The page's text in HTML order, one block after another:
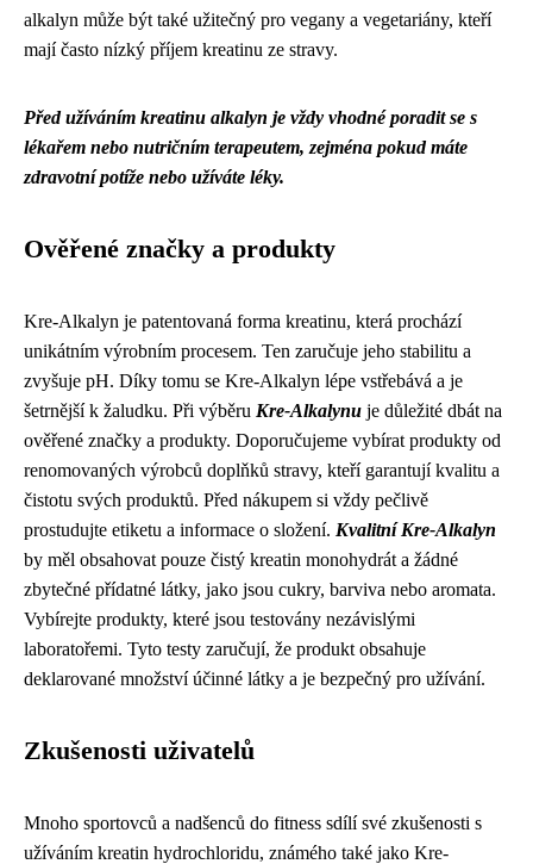
alkalyn může být také užitečný pro vegany a vegetariány, kteří
mají často nízký příjem kreatinu ze stravy.
Před užíváním kreatinu alkalyn je vždy vhodné poradit se s
lékařem nebo nutričním terapeutem, zejména pokud máte
zdravotní potíže nebo užíváte léky.
Ověřené značky a produkty
Kre-Alkalyn je patentovaná forma kreatinu, která prochází
unikátním výrobním procesem. Ten zaručuje jeho stabilitu a
zvyšuje pH. Díky tomu se Kre-Alkalyn lépe vstřebává a je
šetrnější k žaludku. Při výběru Kre-Alkalynu je důležité dbát na
ověřené značky a produkty. Doporučujeme vybírat produkty od
renomovaných výrobců doplňků stravy, kteří garantují kvalitu a
čistotu svých produktů. Před nákupem si vždy pečlivě
prostudujte etiketu a informace o složení. Kvalitní Kre-Alkalyn
by měl obsahovat pouze čistý kreatin monohydrát a žádné
zbytečné přídatné látky, jako jsou cukry, barviva nebo aromata.
Vybírejte produkty, které jsou testovány nezávislými
laboratořemi. Tyto testy zaručují, že produkt obsahuje
deklarované množství účinné látky a je bezpečný pro užívání.
Zkušenosti uživatelů
Mnoho sportovců a nadšenců do fitness sdílí své zkušenosti s
užíváním kreatin hydrochloridu, známého také jako Kre-